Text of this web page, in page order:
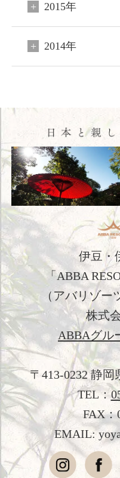
2015年
2014年
伊豆・
「ABBA
（アバリゾー
株式
ABBAグル
〒413-0232 静岡
TEL：
FAX：
EMAIL:
フ
おす
お
よ
プライ
オン
English
繁體中文